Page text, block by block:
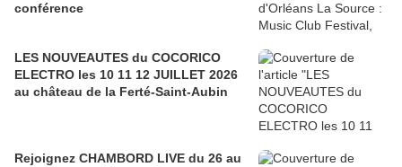
conférence
LES NOUVEAUTES du COCORICO
ELECTRO les 10 11 12 JUILLET 2026
au château de la Ferté-Saint-Aubin
Rejoignez CHAMBORD LIVE du 26 au